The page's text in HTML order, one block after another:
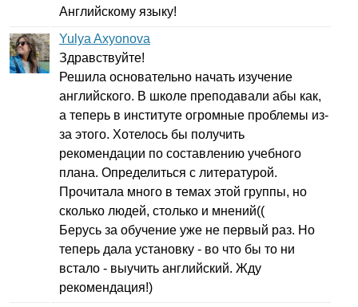
Английскому языку!
Yulya Axyonova
Здравствуйте!
Решила основательно начать изучение
английского. В школе преподавали абы как,
а теперь в институте огромные проблемы из-
за этого. Хотелось бы получить
рекомендации по составлению учебного
плана. Определиться с литературой.
Прочитала много в темах этой группы, но
сколько людей, столько и мнений((
Берусь за обучение уже не первый раз. Но
теперь дала установку - во что бы то ни
встало - выучить английский. Жду
рекомендация!)